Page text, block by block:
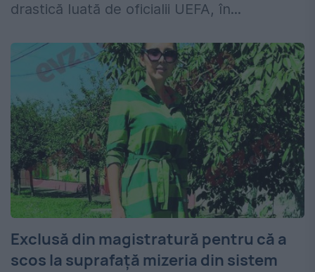
drastică luată de oficialii UEFA, în...
Exclusă din magistratură pentru că a
scos la suprafață mizeria din sistem